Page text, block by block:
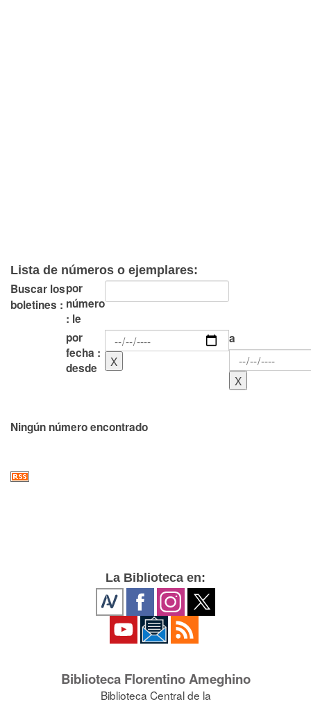
Lista de números o ejemplares:
Buscar los
boletines :
por
número
: le
por
fecha :
desde
a
Ningún número encontrado
La Biblioteca en:
Biblioteca Florentino Ameghino
Biblioteca Central de la